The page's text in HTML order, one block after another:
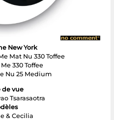
New York
Mat Nu 330 Toffee
330 Toffee
Nu 25 Medium
de vue
Tsarasaotra
& Cecilia